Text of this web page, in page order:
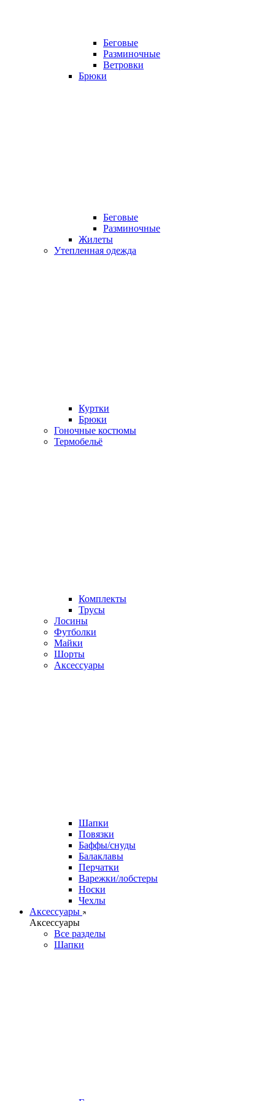
Беговые
Разминочные
Ветровки
Брюки
Беговые
Разминочные
Жилеты
Утепленная одежда
Куртки
Брюки
Гоночные костюмы
Термобельё
Комплекты
Трусы
Лосины
Футболки
Майки
Шорты
Аксессуары
Шапки
Повязки
Баффы/снуды
Балаклавы
Перчатки
Варежки/лобстеры
Носки
Чехлы
Аксессуары
Аксессуары
Все разделы
Шапки